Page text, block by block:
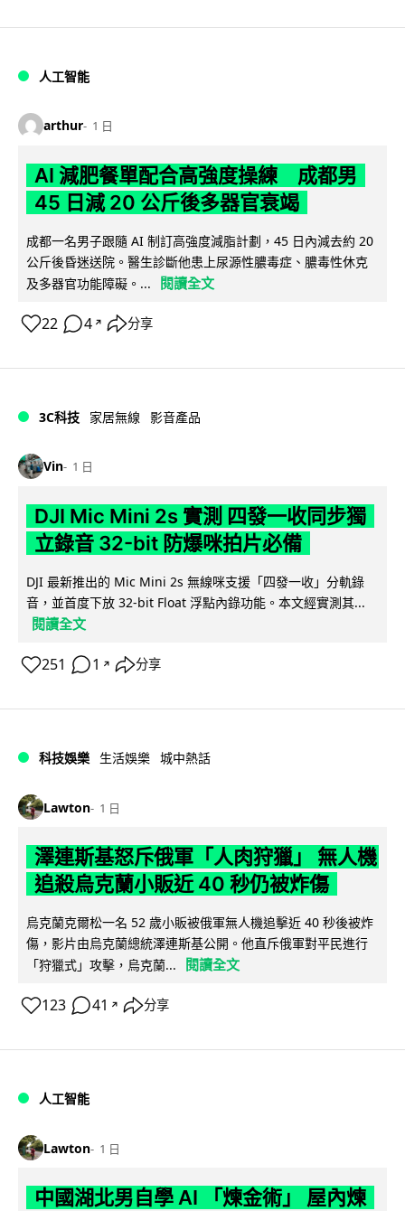
人工智能
arthur 1 日
AI 減肥餐單配合高強度操練 成都男
45 日減 20 公斤後多器官衰竭
成都一名男子跟隨 AI 制訂高強度減脂計劃，45 日內減去約 20
公斤後昏迷送院。醫生診斷他患上尿源性膿毒症、膿毒性休克
及多器官功能障礙。...
閱讀全文
22 4 ↗ 分享
3C科技 家居無線 影音產品
Vin 1 日
DJI Mic Mini 2s 實測 四發一收同步獨
立錄音 32-bit 防爆咪拍片必備
DJI 最新推出的 Mic Mini 2s 無線咪支援「四發一收」分軌錄
音，並首度下放 32-bit Float 浮點內錄功能。本文經實測其...
閱讀全文
251 1 ↗ 分享
科技娛樂 生活娛樂 城中熱話
Lawton 1 日
澤連斯基怒斥俄軍「人肉狩獵」 無人機
追殺烏克蘭小販近 40 秒仍被炸傷
烏克蘭克爾松一名 52 歲小販被俄軍無人機追擊近 40 秒後被炸
傷，影片由烏克蘭總統澤連斯基公開。他直斥俄軍對平民進行
「狩獵式」攻擊，烏克蘭...
閱讀全文
123 41 ↗ 分享
人工智能
Lawton 1 日
中國湖北男自學 AI 「煉金術」 屋內煉